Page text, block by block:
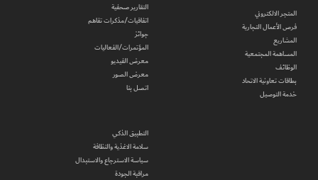
المتجر الالكتروني
فرص الأعمال التجارية
المشاريع
المساهمة المجتمعية
الوظائف
بطاقات تعاونية الاتحاد
خدمة التوصيل
التقارير صحفية
اتفاقيات/مذكرات تفاهم
جوائز
المؤتمرات/الفعاليات
معرض الفيديو
معرض الصور
اتصل بنا
التطبيق الذكي
سلامة الاغذية والنظافة
سياسة الاسترجاع والاستبدال
مراقبة الجودة